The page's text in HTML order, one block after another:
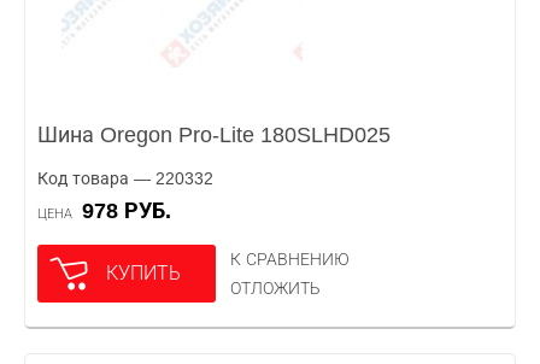
Шина Oregon Pro-Lite 180SLHD025
Код товара — 220332
ЦЕНА 978 РУБ.
КУПИТЬ
К СРАВНЕНИЮ
ОТЛОЖИТЬ